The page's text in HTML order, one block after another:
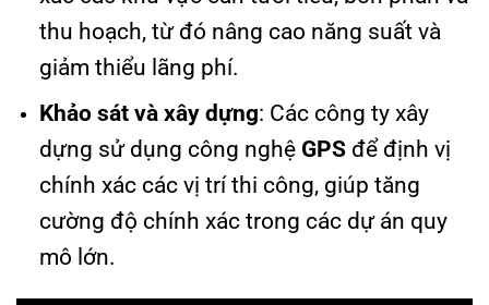
thu hoạch, từ đó nâng cao năng suất và
giảm thiểu lãng phí.
Khảo sát và xây dựng: Các công ty xây
dựng sử dụng công nghệ GPSđể định vị
chính xác các vị trí thi công, giúp tăng
cường độ chính xác trong các dự án quy
mô lớn.